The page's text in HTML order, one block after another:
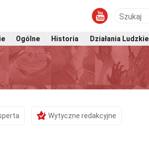
Ogólne Historia Działania Ludzkie
Wytyczne redakcyjne